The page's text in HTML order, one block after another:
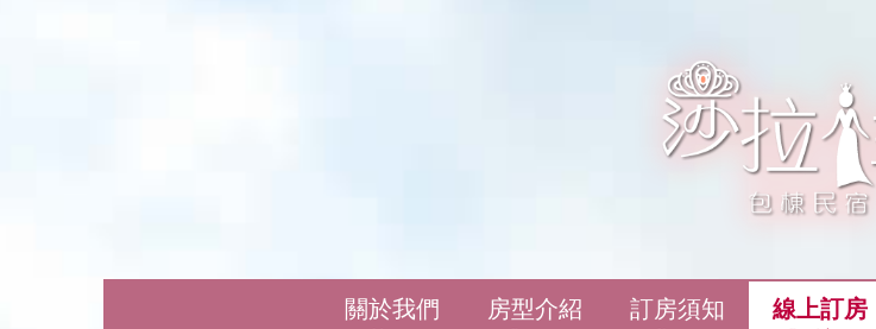
關於我們 房型介紹 訂房須知 線上訂房